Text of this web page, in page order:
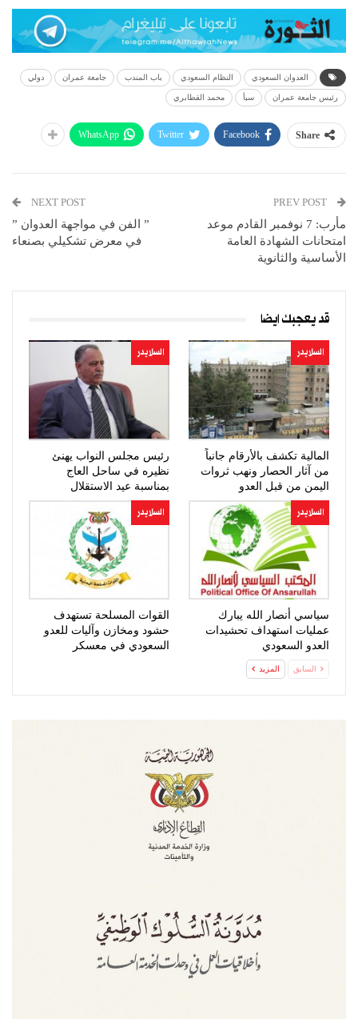
العدوان السعودي النظام السعودي باب المندب جامعة عمران دولي
رئيس جامعة عمران سبأ محمد القطابري
Share
Facebook
Twitter
WhatsApp
مأرب: 7 نوفمبر القادم موعد
امتحانات الشهادة العامة
الأساسية والثانوية
NEXT POST
” الفن في مواجهة العدوان ”
في معرض تشكيلي بصنعاء
قد يعجبك ايضا
السلايدر
المالية تكشف بالأرقام جانباً
من آثار الحصار ونهب ثروات
اليمن من قبل العدو
السعودي…
السلايدر
رئيس مجلس النواب يهنئ
نظيره في ساحل العاج
بمناسبة عيد الاستقلال
السلايدر
سياسي أنصار الله يبارك
عمليات استهداف تحشيدات
العدو السعودي
السلايدر
القوات المسلحة تستهدف
حشود ومخازن وآليات للعدو
السعودي في معسكر
السابق المزيد